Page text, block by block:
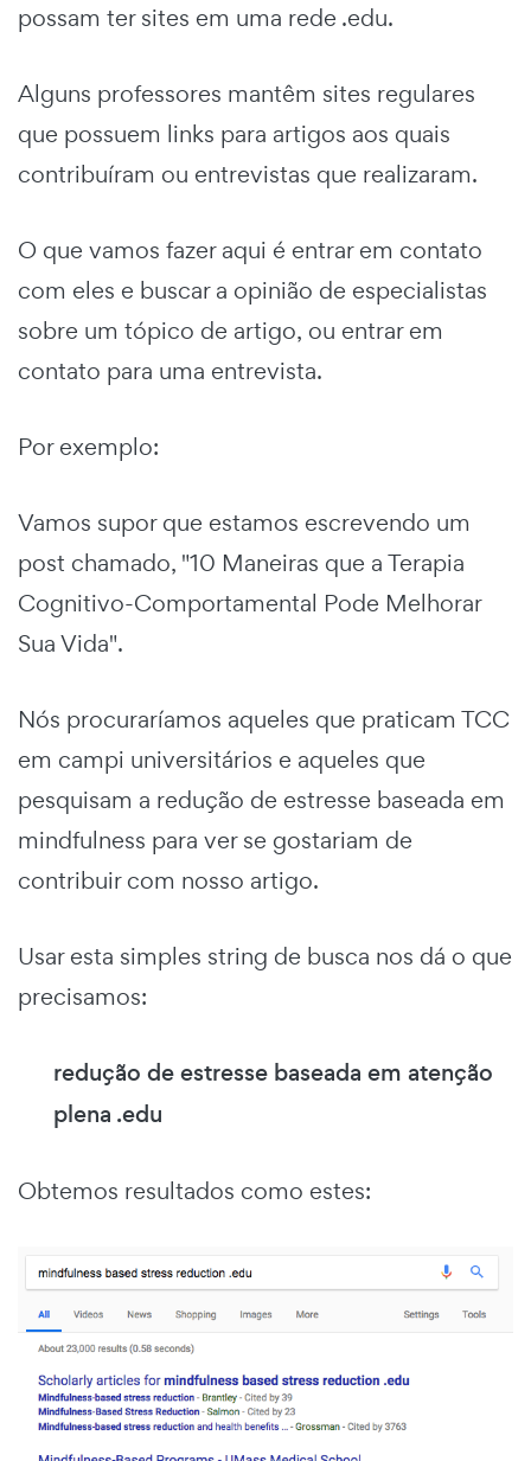
possam ter sites em uma rede .edu.
Alguns professores mantêm sites regulares
que possuem links para artigos aos quais
contribuíram ou entrevistas que realizaram.
O que vamos fazer aqui é entrar em contato
com eles e buscar a opinião de especialistas
sobre um tópico de artigo, ou entrar em
contato para uma entrevista.
Por exemplo:
Vamos supor que estamos escrevendo um
post chamado, "10 Maneiras que a Terapia
Cognitivo-Comportamental Pode Melhorar
Sua Vida".
Nós procuraríamos aqueles que praticam TCC
em campi universitários e aqueles que
pesquisam a redução de estresse baseada em
mindfulness para ver se gostariam de
contribuir com nosso artigo.
Usar esta simples string de busca nos dá o que
precisamos:
redução de estresse baseada em atenção
plena .edu
Obtemos resultados como estes: